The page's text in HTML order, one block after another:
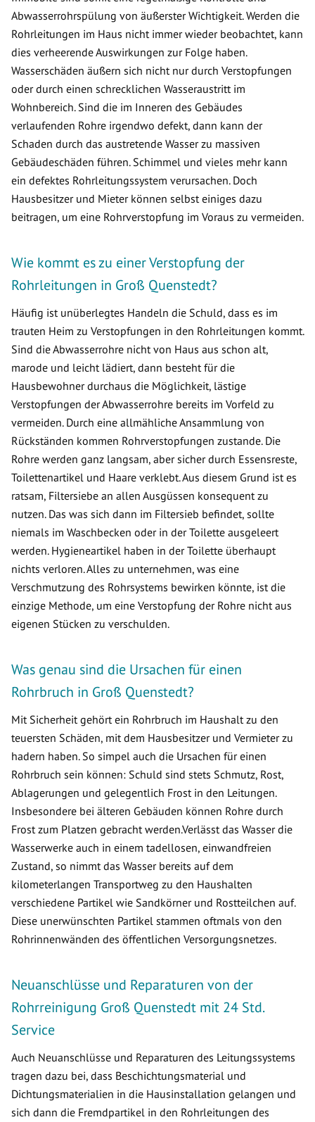
Abwasserrohrspülung von äußerster Wichtigkeit. Werden die
Rohrleitungen im Haus nicht immer wieder beobachtet, kann
dies verheerende Auswirkungen zur Folge haben.
Wasserschäden äußern sich nicht nur durch Verstopfungen
oder durch einen schrecklichen Wasseraustritt im
Wohnbereich. Sind die im Inneren des Gebäudes
verlaufenden Rohre irgendwo defekt, dann kann der
Schaden durch das austretende Wasser zu massiven
Gebäudeschäden führen. Schimmel und vieles mehr kann
ein defektes Rohrleitungssystem verursachen. Doch
Hausbesitzer und Mieter können selbst einiges dazu
beitragen, um eine Rohrverstopfung im Voraus zu vermeiden.
Wie kommt es zu einer Verstopfung der
Rohrleitungen in Groß Quenstedt?
Häufig ist unüberlegtes Handeln die Schuld, dass es im
trauten Heim zu Verstopfungen in den Rohrleitungen kommt.
Sind die Abwasserrohre nicht von Haus aus schon alt,
marode und leicht lädiert, dann besteht für die
Hausbewohner durchaus die Möglichkeit, lästige
Verstopfungen der Abwasserrohre bereits im Vorfeld zu
vermeiden. Durch eine allmähliche Ansammlung von
Rückständen kommen Rohrverstopfungen zustande. Die
Rohre werden ganz langsam, aber sicher durch Essensreste,
Toilettenartikel und Haare verklebt. Aus diesem Grund ist es
ratsam, Filtersiebe an allen Ausgüssen konsequent zu
nutzen. Das was sich dann im Filtersieb befindet, sollte
niemals im Waschbecken oder in der Toilette ausgeleert
werden. Hygieneartikel haben in der Toilette überhaupt
nichts verloren. Alles zu unternehmen, was eine
Verschmutzung des Rohrsystems bewirken könnte, ist die
einzige Methode, um eine Verstopfung der Rohre nicht aus
eigenen Stücken zu verschulden.
Was genau sind die Ursachen für einen
Rohrbruch in Groß Quenstedt?
Mit Sicherheit gehört ein Rohrbruch im Haushalt zu den
teuersten Schäden, mit dem Hausbesitzer und Vermieter zu
hadern haben. So simpel auch die Ursachen für einen
Rohrbruch sein können: Schuld sind stets Schmutz, Rost,
Ablagerungen und gelegentlich Frost in den Leitungen.
Insbesondere bei älteren Gebäuden können Rohre durch
Frost zum Platzen gebracht werden.Verlässt das Wasser die
Wasserwerke auch in einem tadellosen, einwandfreien
Zustand, so nimmt das Wasser bereits auf dem
kilometerlangen Transportweg zu den Haushalten
verschiedene Partikel wie Sandkörner und Rostteilchen auf.
Diese unerwünschten Partikel stammen oftmals von den
Rohrinnenwänden des öffentlichen Versorgungsnetzes.
Neuanschlüsse und Reparaturen von der
Rohrreinigung Groß Quenstedt mit 24 Std.
Service
Auch Neuanschlüsse und Reparaturen des Leitungssystems
tragen dazu bei, dass Beschichtungsmaterial und
Dichtungsmaterialien in die Hausinstallation gelangen und
sich dann die Fremdpartikel in den Rohrleitungen des